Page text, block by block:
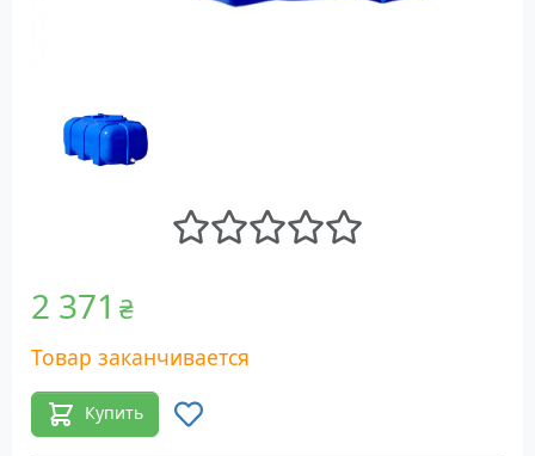
2 371 ₴
Товар заканчивается
Купить